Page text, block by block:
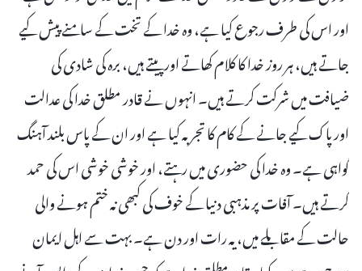
اور اس کی طرف رجوع کیا ہے، وہ خدا کے تخت کے سامنے پیش کیے
جاتے ہیں، ہر روز خدا کا کلام کھاتے اور پیتے ہیں، برہ کی شادی کی
ضیافت میں شرکت کرتے ہیں۔ انہوں نے قادر مطلق خدا کی عدالت
اور پاک کیے جانے کے کام کا تجربہ کیا ہے اور ان کے پاس بلند آہنگ
گواہی ہے۔ وہ خدا کی حضوری میں رہتے، اور خوشی خوشی اس کی حمد
کرتے ہیں۔ آفات پر مذہبی دنیا کے خوف کی کبھی نہ ختم ہونے والی
حالت کے مقابلے میں، یہ رات اور دن ہے۔ بہت سے اہل ایمان